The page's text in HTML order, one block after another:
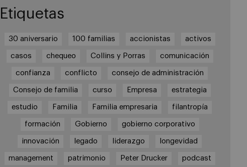
Etiquetas
30 aniversario 100 familias accionistas activos
casos chequeo Collins y Porras comunicación
confianza conflicto consejo de administración
Consejo de familia curso Empresa estrategia
estudio Familia Familia empresaria filantropía
formación Gobierno gobierno corporativo
innovación legado liderazgo longevidad
management patrimonio Peter Drucker podcast